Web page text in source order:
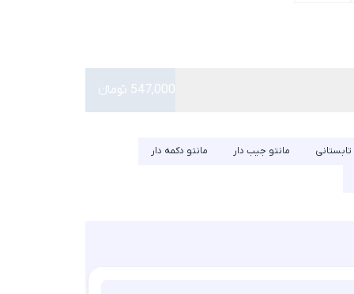
547,000 تومانء
تابستانی مانتو جیب دار مانتو دکمه دار